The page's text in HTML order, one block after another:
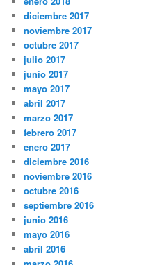
diciembre 2017
noviembre 2017
octubre 2017
julio 2017
junio 2017
mayo 2017
abril 2017
marzo 2017
febrero 2017
enero 2017
diciembre 2016
noviembre 2016
octubre 2016
septiembre 2016
junio 2016
mayo 2016
abril 2016